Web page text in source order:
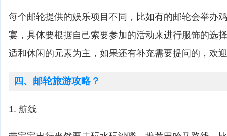
每个邮轮提供的娱乐项目不同，比如有的邮轮会举办
宴，具体要根据自己索要参加的活动来进行服饰的选
适和休闲的元素为主，如果还有补充需要提问的，欢
四、邮轮旅游攻略？
1. 航线